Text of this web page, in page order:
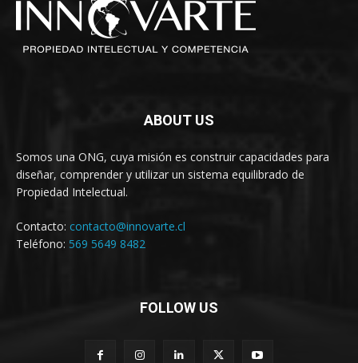
ABOUT US
Somos una ONG, cuya misión es construir capacidades para
diseñar, comprender y utilizar un sistema equilibrado de
Propiedad Intelectual.
Contacto: contacto@innovarte.cl
Teléfono: 569 5649 8482
FOLLOW US